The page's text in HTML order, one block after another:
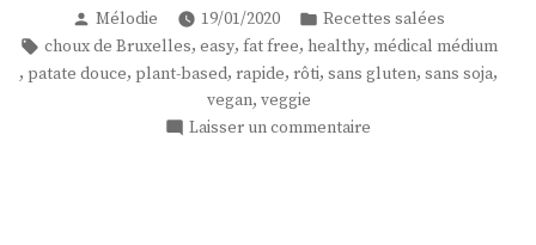
et
choux
de
Bruxelles
Publié
par
Mélodie 19/01/2020
Publié
dans
Recettes salées
Étiquettes :
choux de Bruxelles, easy, fat free, healthy, médical médium
, patate douce, plant-based, rapide, rôti, sans gluten, sans soja,
vegan, veggie
Laisser un commentaire